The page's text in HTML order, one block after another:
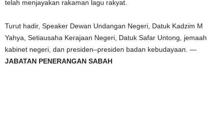
telah menjayakan rakaman lagu rakyat.
Turut hadir, Speaker Dewan Undangan Negeri, Datuk Kadzim M
Yahya, Setiausaha Kerajaan Negeri, Datuk Safar Untong, jemaah
kabinet negeri, dan presiden–presiden badan kebudayaan. —
JABATAN PENERANGAN SABAH